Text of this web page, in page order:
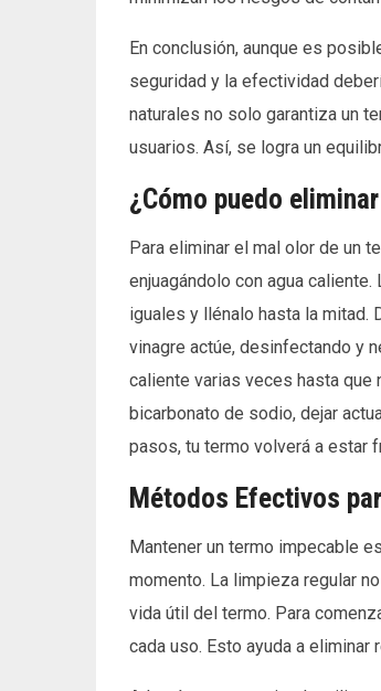
En conclusión, aunque es
seguridad y la efectividad
naturales no solo garantiza un
usuarios. Así, se logra un
¿Cómo puedo
Para eliminar el mal olor de un
enjuagándolo con agua
iguales y llénalo hasta la mitad.
vinagre actúe, desinfectando y
caliente varias veces hasta que
bicarbonato de sodio, dejar
pasos, tu termo volverá a estar
Métodos Efectivos
Mantener un termo impecable
momento. La limpieza regular
vida útil del termo. Para
cada uso. Esto ayuda a